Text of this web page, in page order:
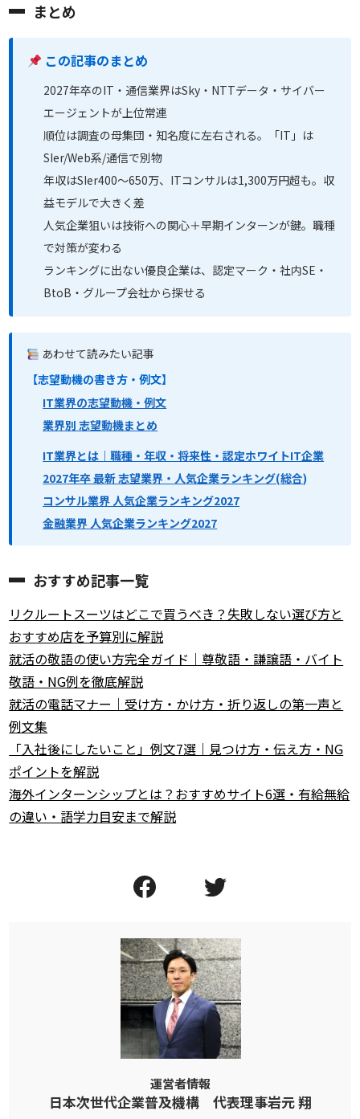
まとめ
この記事のまとめ
2027年卒のIT・通信業界はSky・NTTデータ・サイバー
エージェントが上位常連
順位は調査の母集団・知名度に左右される。「IT」は
SIer/Web系/通信で別物
年収はSIer400〜650万、ITコンサルは1,300万円超も。収
益モデルで大きく差
人気企業狙いは技術への関心＋早期インターンが鍵。職種
で対策が変わる
ランキングに出ない優良企業は、認定マーク・社内SE・
BtoB・グループ会社から探せる
あわせて読みたい記事
【志望動機の書き方・例文】
IT業界の志望動機・例文
業界別 志望動機まとめ
IT業界とは｜職種・年収・将来性・認定ホワイトIT企業
2027年卒 最新 志望業界・人気企業ランキング(総合)
コンサル業界 人気企業ランキング2027
金融業界 人気企業ランキング2027
おすすめ記事一覧
リクルートスーツはどこで買うべき？失敗しない選び方と
おすすめ店を予算別に解説
就活の敬語の使い方完全ガイド｜尊敬語・謙譲語・バイト
敬語・NG例を徹底解説
就活の電話マナー｜受け方・かけ方・折り返しの第一声と
例文集
「入社後にしたいこと」例文7選｜見つけ方・伝え方・NG
ポイントを解説
海外インターンシップとは？おすすめサイト6選・有給無給
の違い・語学力目安まで解説
運営者情報
日本次世代企業普及機構 代表理事岩元 翔